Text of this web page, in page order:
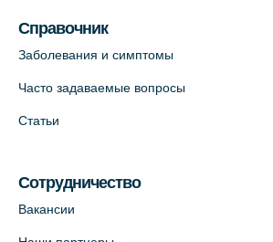
+7 (812) 660-73-69
На карте
На карте
Лабораторный терминал на
Справочник
Заболевания и симптомы
Часто задаваемые вопросы
Статьи
Сотрудничество
Вакансии